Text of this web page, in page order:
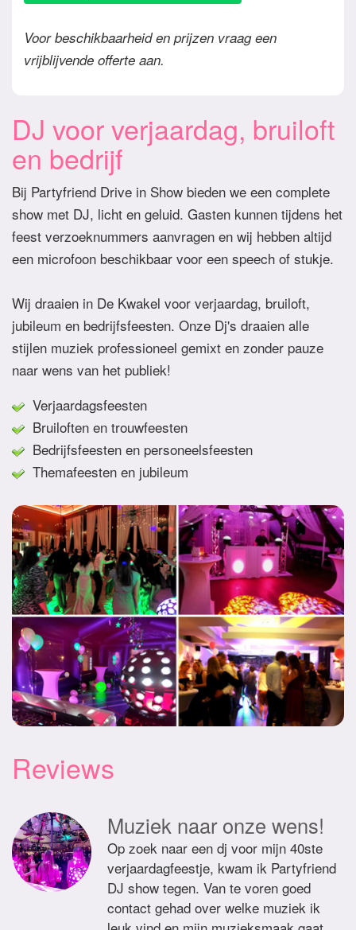
Voor beschikbaarheid en prijzen vraag een
vrijblijvende offerte aan.
DJ voor verjaardag, bruiloft
en bedrijf
Bij Partyfriend Drive in Show bieden we een complete
show met DJ, licht en geluid. Gasten kunnen tijdens het
feest verzoeknummers aanvragen en wij hebben altijd
een microfoon beschikbaar voor een speech of stukje.
Wij draaien in De Kwakel voor verjaardag, bruiloft,
jubileum en bedrijfsfeesten. Onze Dj's draaien alle
stijlen muziek professioneel gemixt en zonder pauze
naar wens van het publiek!
Verjaardagsfeesten
Bruiloften en trouwfeesten
Bedrijfsfeesten en personeelsfeesten
Themafeesten en jubileum
Reviews
Muziek naar onze wens!
Op zoek naar een dj voor mijn 40ste
verjaardagfeestje, kwam ik Partyfriend
DJ show tegen. Van te voren goed
contact gehad over welke muziek ik